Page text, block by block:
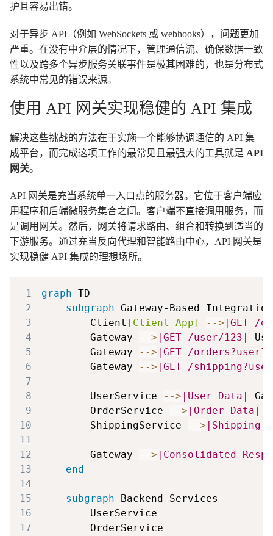
护且容易出错。
对于异步 API（例如 WebSockets 或 webhooks），问题更加
严重。在没有中介层的情况下，管理通信流、确保数据一致
性以及跨多个异步服务关联事件是极其困难的，也是分布式
系统中常见的错误来源。
使用 API 网关实现稳健的 API 集成
解决这些挑战的方法在于实施一个能够协调通信的 API 集
成平台，而完成这项工作的最常见且最强大的工具就是 API
网关。
API 网关是充当系统单一入口点的服务器。它位于客户端应
用程序和后端微服务集合之间。客户端不直接调用服务，而
是调用网关。然后，网关将请求路由、组合和转换到适当的
下游服务。通过充当反向代理和智能路由中心，API 网关是
实现稳健 API 集成的理想场所。
1 graph
2
subgraph
3
        Client
[Client App] --> |GET /
4
        Gateway
--> |GET /user/123|
5
        Gateway
--> |GET /
6
        Gateway
--> |GET /
7
8
        UserService
--> |User Data|
9
        OrderService
--> |Order Data|
10
        ShippingService
--> |Shipping
11
12
        Gateway
--> |Consolidated
13
end
14
15
subgraph
16
17